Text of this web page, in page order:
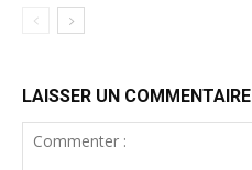
LAISSER UN COMMENTAIRE